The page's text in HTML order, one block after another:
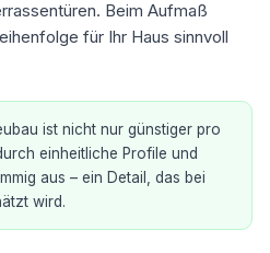
Beim Aufmaß
für Ihr Haus sinnvoll
ist nicht nur günstiger pro
einheitliche Profile und
aus – ein Detail, das bei
wird.